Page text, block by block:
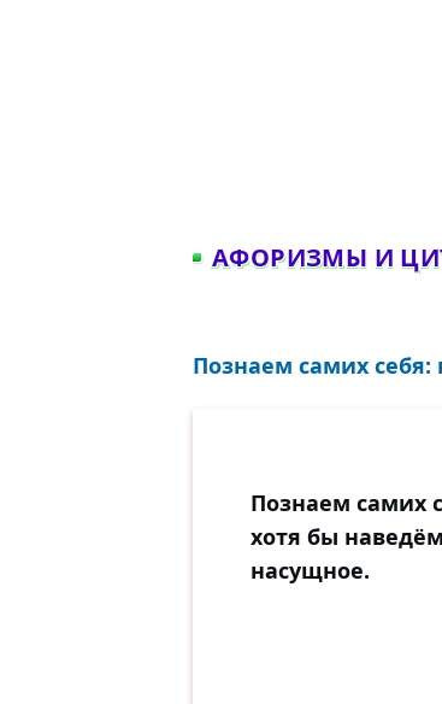
АФОРИЗМЫ И
Познаем самих себя:
Познаем самих
хотя бы
насущное.